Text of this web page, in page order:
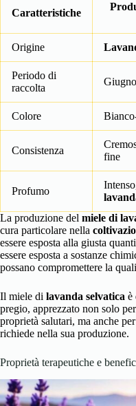
Caratteristiche
Origine
Periodo di
raccolta
Colore
Consistenza
fine
Profumo
La produzione del miele di
cura particolare nella
essere esposta alla giusta
essere esposta a sostanze
possano compromettere la
Il miele di lavanda selvatica è
pregio, apprezzato non solo
proprietà salutari, ma anche
richiede nella sua produzione.
Proprietà terapeutiche e